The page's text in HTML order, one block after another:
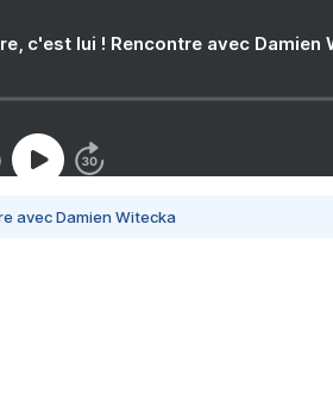
c'est lui ! Rencontre avec Damien
avec Damien Witecka